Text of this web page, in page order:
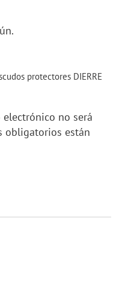
protectores DIERRE
no será
obligatorios están